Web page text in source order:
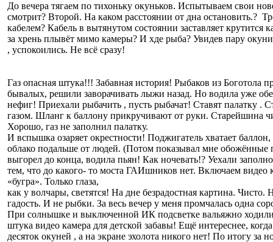
До вечера тягаем по тихоньку окуньков. Испытываем свои
смотрит? Второй. На каком расстоянии от дна остановить.?
кабелем? Кабель в вытянутом состоянии заставляет крутится
за хрень плывёт мимо камеры? И хде рыба? Увидев пару
, успокоились. Не всё сразу!
Газ опасная штука!!! Забавная история! Рыбаков из Боготола
бывалых, решили заворачивать лыжи назад. Но водила уже
нефиг! Приехали рыбачить , пусть рыбачат! Ставят палатку .
газом. Шланг к баллону прикручивают от руки. Старейшина
Хорошо, газ не заполнил палатку.
И вспышка озаряет окрестности! Поджигатель хватает
облако подальше от людей. (Потом показывал мне обожённые
выгорел до конца, водила пьян! Как ночевать!? Уехали
тем, что до какого- то моста ГАИшников нет. Включаем
«бугра». Только глаза,
как у волчары, светятся! На дне безрадостная картина. Чисто.
гадость. И не рыбки. За весь вечер у меня промчалась одна
При солнышке и выключенной ИК подсветке вальяжно
штука видео камера для детской забавы! Ещё интереснее,
десяток окуней , а на экране эхолота никого нет! По итогу за